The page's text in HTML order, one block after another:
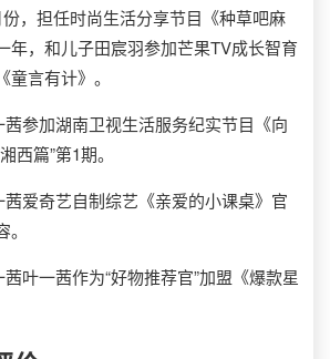
份，担任时尚生活分享节目《种草吧麻
年，和儿子田宸羽参加芒果TV成长智育
言有计》。
参加湖南卫视生活服务纪实节目《向
西篇”第1期。
爱奇艺自制综艺《亲爱的小课桌》官
叶一茜作为“好物推荐官”加盟《爆款星